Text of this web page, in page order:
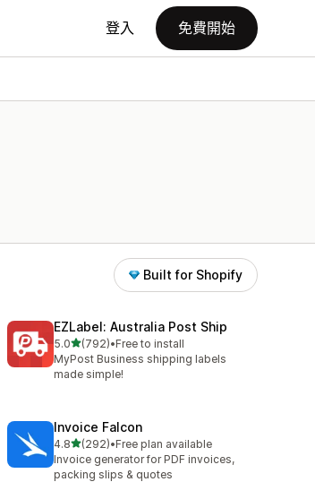
登入 免費開始
Built for Shopify
EZLabel: Australia Post Ship
5.0滿分 5 顆星
(792)
共有 792 則評價
•Free to install
MyPost Business shipping labels
made simple!
Invoice Falcon
4.8滿分 5 顆星
(292)
共有 292 則評價
•Free plan available
Invoice generator for PDF invoices,
packing slips & quotes